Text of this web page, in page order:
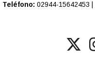
Teléfono: 02944-15642453 |